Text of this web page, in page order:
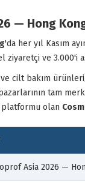
— Hong
'da her yıl Kasım
ve 3.000'i
cilt bakım
tam
platformu olan
Asia 2026 —